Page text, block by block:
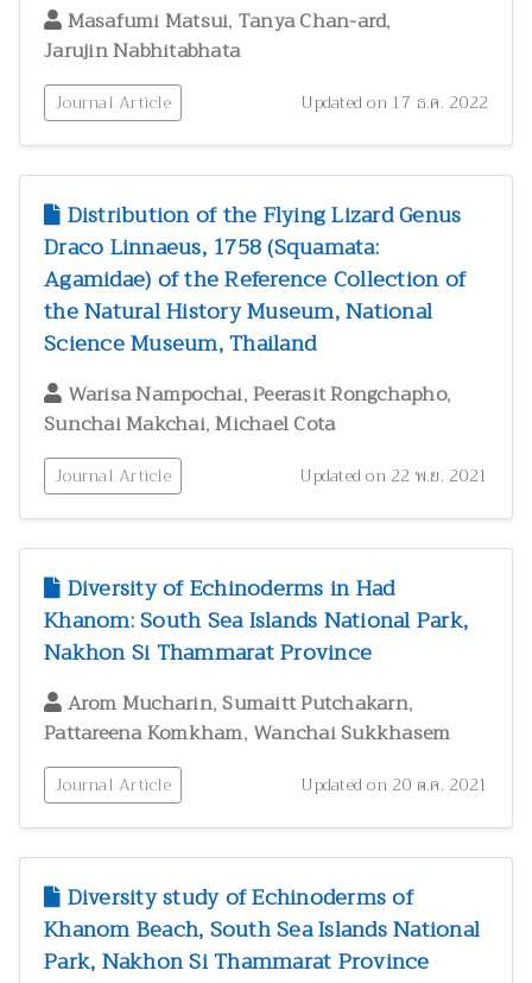
Masafumi Matsui, Tanya Chan-ard,
Jarujin Nabhitabhata
Journal Article Updated on 17 ธ.ค. 2022
Distribution of the Flying Lizard Genus
Draco Linnaeus, 1758 (Squamata:
Agamidae) of the Reference Collection of
the Natural History Museum, National
Science Museum, Thailand
Warisa Nampochai,Peerasit Rongchapho,
Sunchai Makchai,Michael Cota
Journal Article Updated on 22 พ.ย. 2021
Diversity of Echinoderms in Had
Khanom: South Sea Islands National Park,
Nakhon Si Thammarat Province
Arom Mucharin, Sumaitt Putchakarn,
Pattareena Komkham, Wanchai Sukkhasem
Journal Article Updated on 20 ต.ค. 2021
Diversity study of Echinoderms of
Khanom Beach, South Sea Islands National
Park, Nakhon Si Thammarat Province
แมลงและกีฏวิทยา
ไร่นาและระบบการเพาะปลูก
วนศาสตร์และผลิตภัณฑ์จากป่า
41
วิทยาศาสตร์ศึกษา
8
เศรษฐศาสตร์ ธุรกิจ และอุตสาหกรรม
1
สัตววิทยาและผลิตภัณฑ์จากสัตว์
300
สุขภาพและพยาธิวิทยา
อนุกรมวิธาน
146
อาหารและโภชนาการมนุษย์
Phytotaxa
วารสารสัตว์ป่าเมืองไทย
Blumea: Journal of Plant Taxonomy and Plant Geography
6
2021
2020